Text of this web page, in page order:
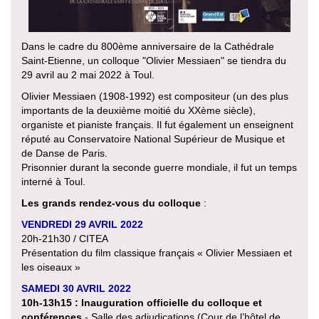
Dans le cadre du 800ème anniversaire de la Cathédrale
Saint-Etienne, un colloque "Olivier Messiaen" se tiendra du
29 avril au 2 mai 2022 à Toul.
Olivier Messiaen (1908-1992) est compositeur (un des plus
importants de la deuxième moitié du XXème siècle),
organiste et pianiste français. Il fut également un enseignent
réputé au Conservatoire National Supérieur de Musique et
de Danse de Paris.
Prisonnier durant la seconde guerre mondiale, il fut un temps
interné à Toul.
Les grands rendez-vous du colloque :
VENDREDI 29 AVRIL 2022
20h-21h30 / CITEA
Présentation du film classique français « Olivier Messiaen et
les oiseaux »
SAMEDI 30 AVRIL 2022
10h-13h15 : Inauguration officielle du colloque et